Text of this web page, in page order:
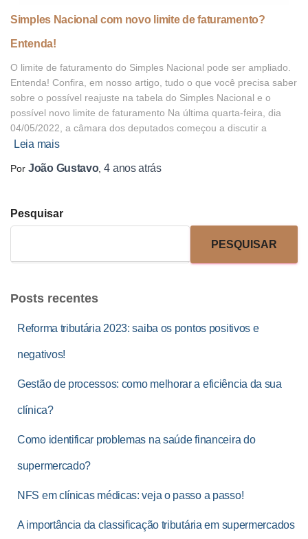
Simples Nacional com novo limite de faturamento?
Entenda!
O limite de faturamento do Simples Nacional pode ser ampliado.
Entenda! Confira, em nosso artigo, tudo o que você precisa saber
sobre o possível reajuste na tabela do Simples Nacional e o
possível novo limite de faturamento Na última quarta-feira, dia
04/05/2022, a câmara dos deputados começou a discutir a
Leia mais
Por João Gustavo,4 anosatrás
Pesquisar
PESQUISAR
Posts recentes
Reforma tributária 2023: saiba os pontos positivos e
negativos!
Gestão de processos: como melhorar a eficiência da sua
clínica?
Como identificar problemas na saúde financeira do
supermercado?
NFS em clínicas médicas: veja o passo a passo!
A importância da classificação tributária em supermercados